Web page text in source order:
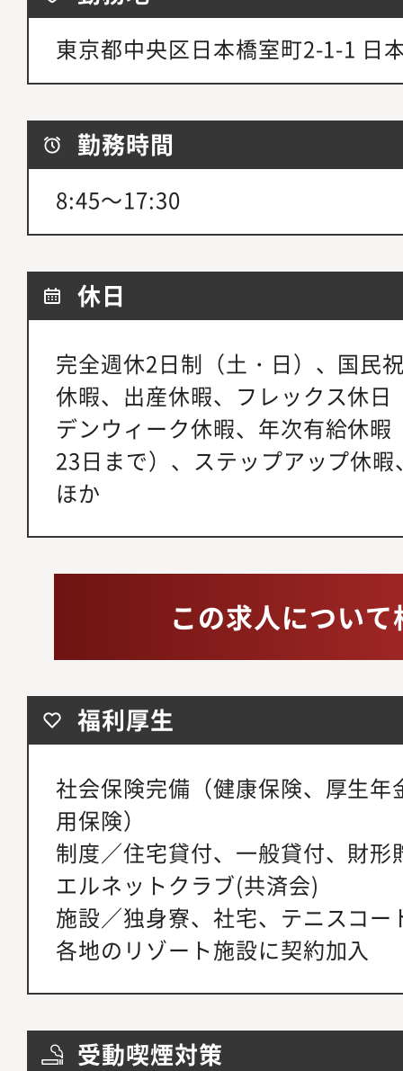
東京都中央区日本橋室町2-1-1 日
勤務時間
8:45～17:30
休日
完全週休2日制（土・日）、国民
休暇、出産休暇、フレックス休
デンウィーク休暇、年次有給休
23日まで）、ステップアップ休
ほか
この求人につい
福利厚生
社会保険完備（健康保険、厚生
用保険）
制度／住宅貸付、一般貸付、財
エルネットクラブ(共済会)
施設／独身寮、社宅、テニスコ
各地のリゾート施設に契約加入
受動喫煙対策